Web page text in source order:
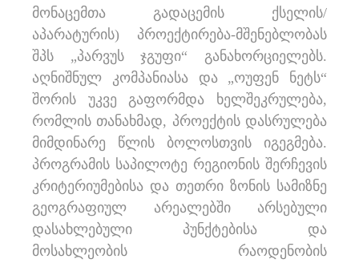
მონაცემთა გადაცემის ქსელის/
აპარატურის) პროექტირება-მშენებლობას
შპს „პარვუს ჯგუფი“ განახორციელებს.
აღნიშნულ კომპანიასა და „ოუფენ ნეტს“
შორის უკვე გაფორმდა ხელშეკრულება,
რომლის თანახმად, პროექტის დასრულება
მიმდინარე წლის ბოლოსთვის იგეგმება.
პროგრამის საპილოტე რეგიონის შერჩევის
კრიტერიუმებისა და თეთრი ზონის სამიზნე
გეოგრაფიულ არეალებში არსებული
დასახლებული პუნქტებისა და
მოსახლეობის რაოდენობის